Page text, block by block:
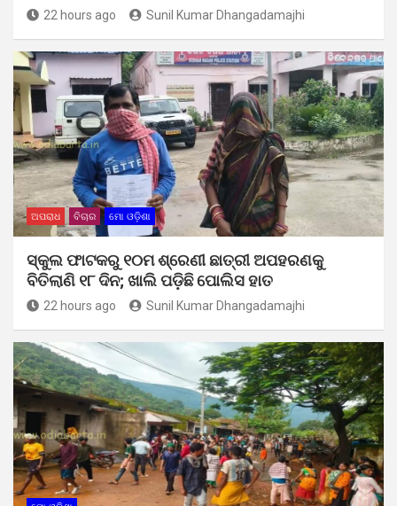
22 hours ago Sunil Kumar Dhangadamajhi
ଅପରାଧ ବିଚାର ମୋ ଓଡ଼ିଶା
ସ୍କୁଲ ଫାଟକରୁ ୧୦ମ ଶ୍ରେଣୀ ଛାତ୍ରୀ ଅପହରଣକୁ
ବିତିଲାଣି ୧୮ ଦିନ; ଖାଲି ପଡ଼ିଛି ପୋଲିସ ହାତ
22 hours ago Sunil Kumar Dhangadamajhi